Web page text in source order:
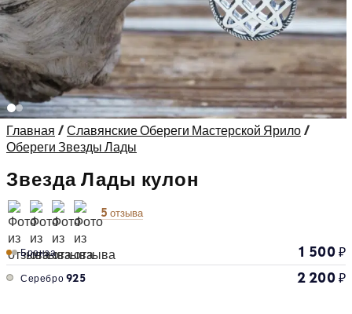
Главная /Славянские Обереги Мастерской Ярило/
Обереги Звезды Лады
Звезда Лады кулон
5 отзыва
Бронза 1 500₽
Серебро 925 2 200₽